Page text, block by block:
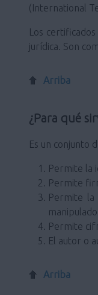
(International
Los
jurídica. Son
Arriba
¿Para qué
Es un conjunto
Permite la
Permite
Permite
manipulado.
Permite
El autor o
Arriba